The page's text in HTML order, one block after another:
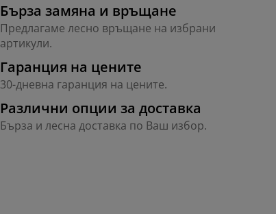
Бърза замяна и връщане
Предлагаме лесно връщане на избрани
артикули.
Гаранция на цените
30-дневна гаранция на цените.
Различни опции за доставка
Бърза и лесна доставка по Ваш избор.